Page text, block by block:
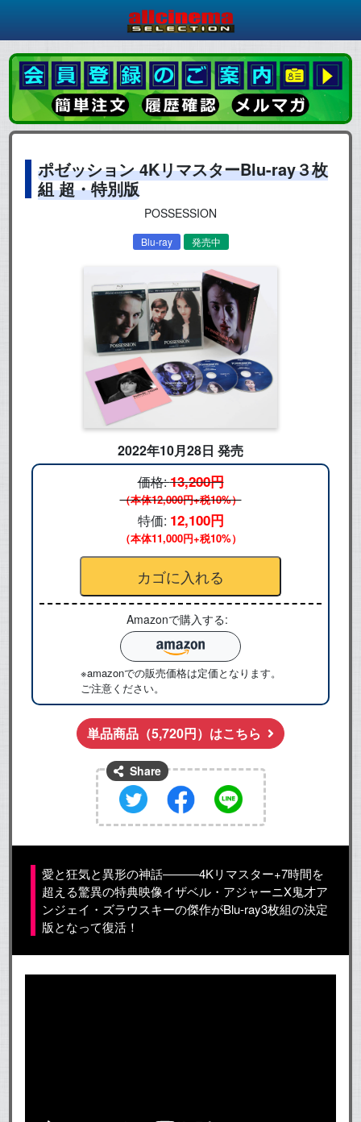
ポゼッション 4KリマスターBlu-ray３枚
組 超・特別版
POSSESSION
Blu-ray 発売中
2022年10月28日 発売
価格:13,200円
（本体12,000円+税10%）
特価: 12,100円
（本体11,000円+税10%）
Amazonで購入する:
※amazonでの販売価格は定価となります。
ご注意ください。
単品商品（5,720円）はこちら
Share
愛と狂気と異形の神話―――4Kリマスター+7時間を
超える驚異の特典映像イザベル・アジャーニX鬼才ア
ンジェイ・ズラウスキーの傑作がBlu-ray3枚組の決定
版となって復活！